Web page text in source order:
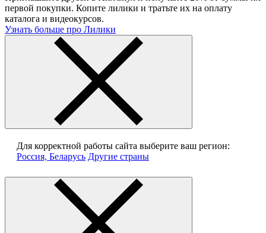
первой покупки. Копите лилики и тратьте их на оплату
каталога и видеокурсов.
Узнать больше про Лилики
Для корректной работы сайта выберите ваш регион:
Россия, Беларусь Другие страны